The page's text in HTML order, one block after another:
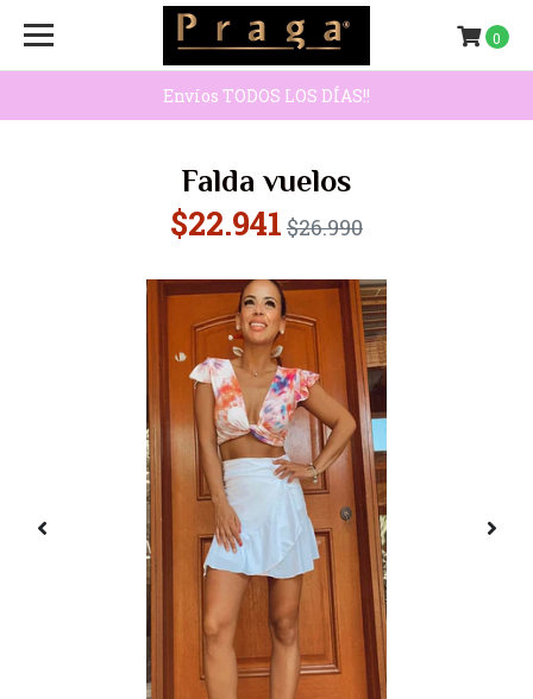
Envíos TODOS LOS DÍAS!!
0
Falda vuelos
$22.941 $26.990